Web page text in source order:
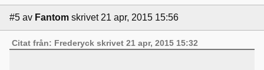
#5 av Fantom skrivet 21 apr, 2015 15:56
Citat från: Frederyck skrivet 21 apr, 2015 15:32